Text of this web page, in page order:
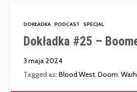
DOKŁADKA PODCAST SPECJAL
Dokładka #25 –
3 maja 2024
Tagged as:Blood West,Doom,